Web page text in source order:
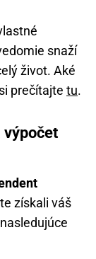
snaží
život. Aké
prečítajte tu.
výpočet
získali váš